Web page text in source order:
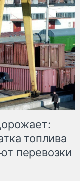
топлива
перевозки